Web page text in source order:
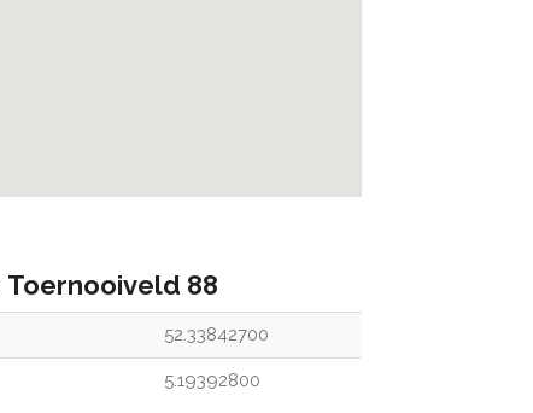
Toernooiveld 88
52.33842700
5.19392800